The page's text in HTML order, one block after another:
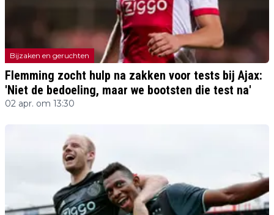
Bijzaken en geruchten
Flemming zocht hulp na zakken voor tests bij Ajax:
'Niet de bedoeling, maar we bootsten die test na'
02 apr. om 13:30